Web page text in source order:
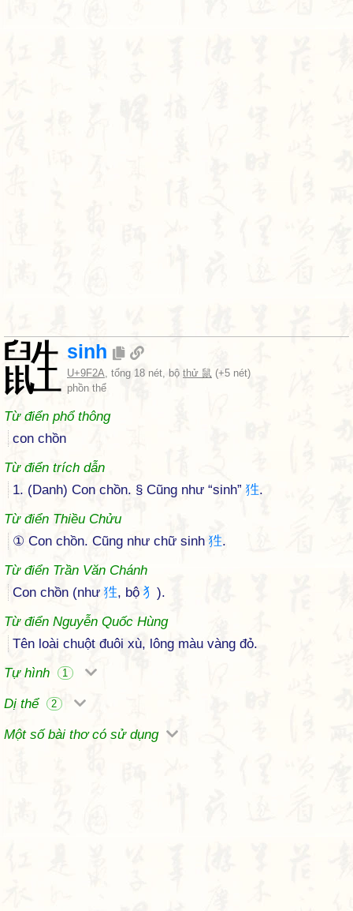
鼪 sinh
U+9F2A, tổng 18 nét, bộ thử 鼠 (+5 nét)
phồn thể
Từ điển phổ thông
con chồn
Từ điển trích dẫn
1. (Danh) Con chồn. § Cũng như “sinh” 狌.
Từ điển Thiều Chửu
① Con chồn. Cũng như chữ sinh 狌.
Từ điển Trần Văn Chánh
Con chồn (như 狌, bộ 犭 ).
Từ điển Nguyễn Quốc Hùng
Tên loài chuột đuôi xù, lông màu vàng đỏ.
Tự hình
1
Dị thể 2
Một số bài thơ có sử dụng